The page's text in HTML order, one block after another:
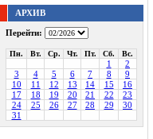
АРХИВ
Перейти:
Пн. Вт. Ср. Чт. Пт. Сб. Вс.
1
2
3
4 5 6 7 8
9
10
11 12 13 14 15
16
17
18 19 20 21 22
23
24
25 26 27 28 29
30
31